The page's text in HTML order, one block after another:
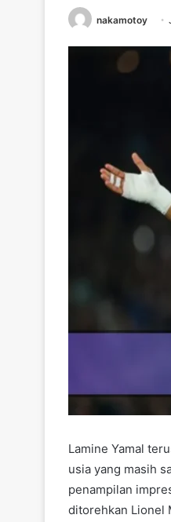
nakamotoy
Lamine Yamal
usia yang masih
penampilan
ditorehkan Lionel